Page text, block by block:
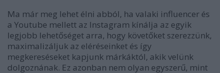
Ma már meg lehet élni abból, ha valaki influencer és
a Youtube mellett az Instagram kínálja az egyik
legjobb lehetőséget arra, hogy követőket szerezzünk,
maximalizáljuk az eléréseinket és így
megkereséseket kapjunk márkáktól, akik velünk
dolgoznának. Ez azonban nem olyan egyszerű, mint